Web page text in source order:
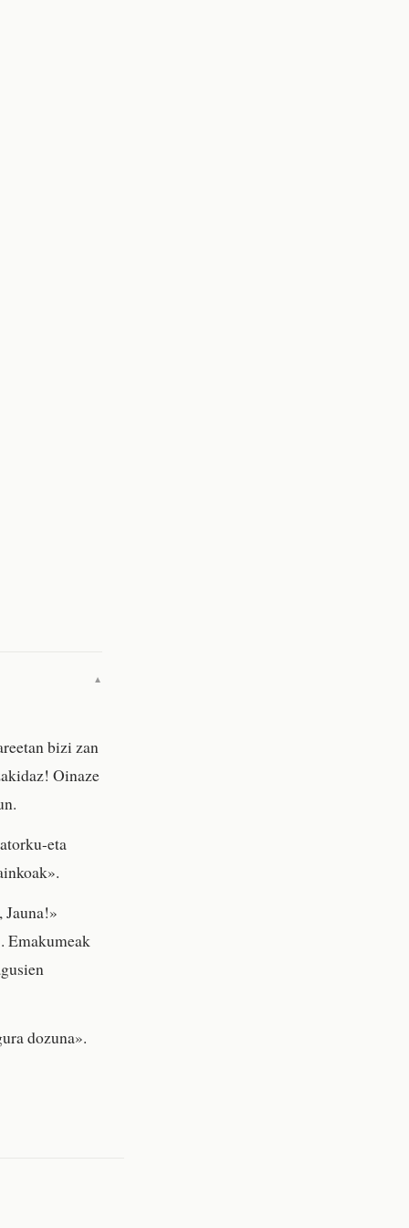
▼
bizi zan
Oinaze
eta
Jauna!»
Emakumeak
dozuna».